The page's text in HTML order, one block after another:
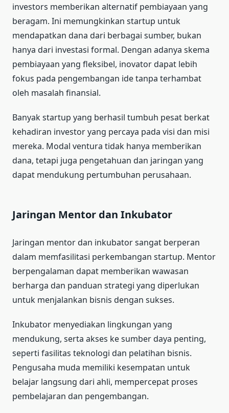
investors memberikan alternatif pembiayaan yang
beragam. Ini memungkinkan startup untuk
mendapatkan dana dari berbagai sumber, bukan
hanya dari investasi formal. Dengan adanya skema
pembiayaan yang fleksibel, inovator dapat lebih
fokus pada pengembangan ide tanpa terhambat
oleh masalah finansial.
Banyak startup yang berhasil tumbuh pesat berkat
kehadiran investor yang percaya pada visi dan misi
mereka. Modal ventura tidak hanya memberikan
dana, tetapi juga pengetahuan dan jaringan yang
dapat mendukung pertumbuhan perusahaan.
Jaringan Mentor dan Inkubator
Jaringan mentor dan inkubator sangat berperan
dalam memfasilitasi perkembangan startup. Mentor
berpengalaman dapat memberikan wawasan
berharga dan panduan strategi yang diperlukan
untuk menjalankan bisnis dengan sukses.
Inkubator menyediakan lingkungan yang
mendukung, serta akses ke sumber daya penting,
seperti fasilitas teknologi dan pelatihan bisnis.
Pengusaha muda memiliki kesempatan untuk
belajar langsung dari ahli, mempercepat proses
pembelajaran dan pengembangan.